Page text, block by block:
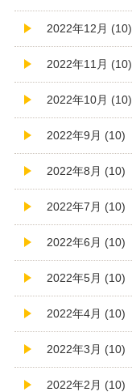
2022年12月 (10)
2022年11月 (10)
2022年10月 (10)
2022年9月 (10)
2022年8月 (10)
2022年7月 (10)
2022年6月 (10)
2022年5月 (10)
2022年4月 (10)
2022年3月 (10)
2022年2月 (10)